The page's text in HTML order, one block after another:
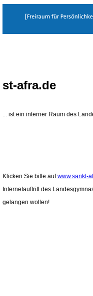
st-afra.de
... ist ein interner Raum des
Klicken Sie bitte aufwww.sankt-
Internetauftritt des
gelangen wollen!